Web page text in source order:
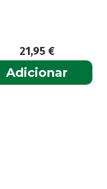
21,95€
Adicionar